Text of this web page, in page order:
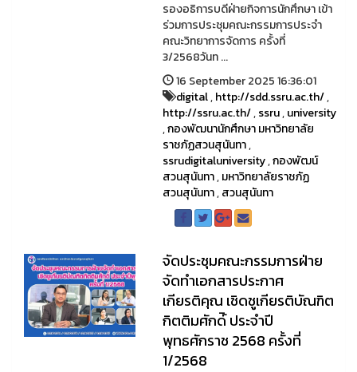
รองอธิการบดีฝ่ายกิจการนักศึกษา เข้า
ร่วมการประชุมคณะกรรมการประจำ
คณะวิทยาการจัดการ ครั้งที่
3/2568วันท ...
16 September 2025 16:36:01
digital,http://sdd.ssru.ac.th/,
http://ssru.ac.th/,ssru,university
,กองพัฒนานักศึกษา มหาวิทยาลัย
ราชภัฏสวนสุนันทา,
ssrudigitaluniversity,กองพัฒน์
สวนสุนันทา,มหาวิทยาลัยราชภัฏ
สวนสุนันทา,สวนสุนันทา
จัดประชุมคณะกรรมการฝ่าย
จัดทำเอกสารประกาศ
เกียรติคุณ เชิดชูเกียรติบัณฑิต
กิตติมศักด์ิ ประจำปี
พุทธศักราช 2568 ครั้งที่
1/2568